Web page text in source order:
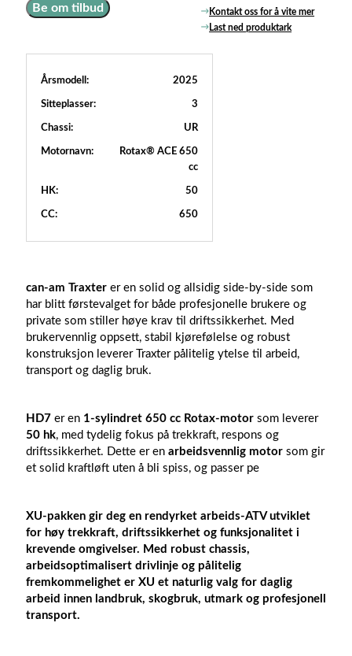
Be om tilbud
Kontakt oss for å vite mer
Last ned produktark
Årsmodell: 2025
Sitteplasser: 3
Chassi: UR
Motornavn:
Rotax® ACE 650
cc
HK: 50
CC: 650
can-am Traxterer en solid og allsidig side-by-side som
har blitt førstevalget for både profesjonelle brukere og
private som stiller høye krav til driftssikkerhet. Med
brukervennlig oppsett, stabil kjørefølelse og robust
konstruksjon leverer Traxter pålitelig ytelse til arbeid,
transport og daglig bruk.
HD7 er en 1-sylindret 650 cc Rotax-motorsom leverer
50 hk, med tydelig fokus på trekkraft, respons og
driftssikkerhet. Dette er en arbeidsvennlig motorsom gir
et solid kraftløft uten å bli spiss, og passer pe
XU-pakkengir deg en rendyrket arbeids-ATV utviklet
for høy trekkraft, driftssikkerhet og funksjonalitet i
krevende omgivelser. Med robust chassis,
arbeidsoptimalisert drivlinje og pålitelig
fremkommelighet er XU et naturlig valg for daglig
arbeid innen landbruk, skogbruk, utmark og profesjonell
transport.